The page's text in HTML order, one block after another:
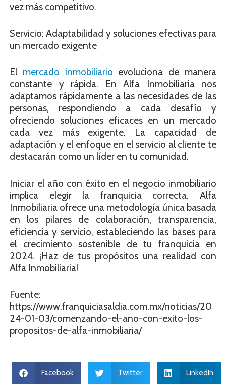
vez más competitivo.
Servicio: Adaptabilidad y soluciones efectivas para
un mercado exigente
El mercado inmobiliario evoluciona de manera
constante y rápida. En Alfa Inmobiliaria nos
adaptamos rápidamente a las necesidades de las
personas, respondiendo a cada desafío y
ofreciendo soluciones eficaces en un mercado
cada vez más exigente. La capacidad de
adaptación y el enfoque en el servicio al cliente te
destacarán como un líder en tu comunidad.
Iniciar el año con éxito en el negocio inmobiliario
implica elegir la franquicia correcta. Alfa
Inmobiliaria ofrece una metodología única basada
en los pilares de colaboración, transparencia,
eficiencia y servicio, estableciendo las bases para
el crecimiento sostenible de tu franquicia en
2024. ¡Haz de tus propósitos una realidad con
Alfa Inmobiliaria!
Fuente:
https://www.franquiciasaldia.com.mx/noticias/20
24-01-03/comenzando-el-ano-con-exito-los-
propositos-de-alfa-inmobiliaria/
Facebook Twitter LinkedIn